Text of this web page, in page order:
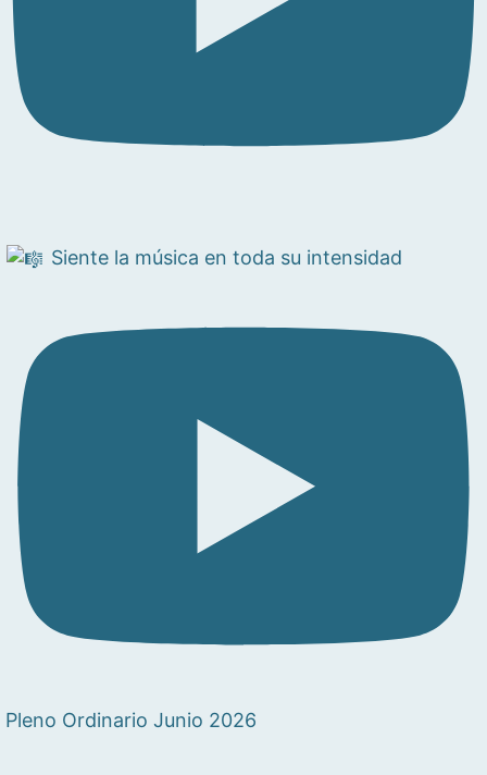
Siente la música en toda su intensidad
Pleno Ordinario Junio 2026